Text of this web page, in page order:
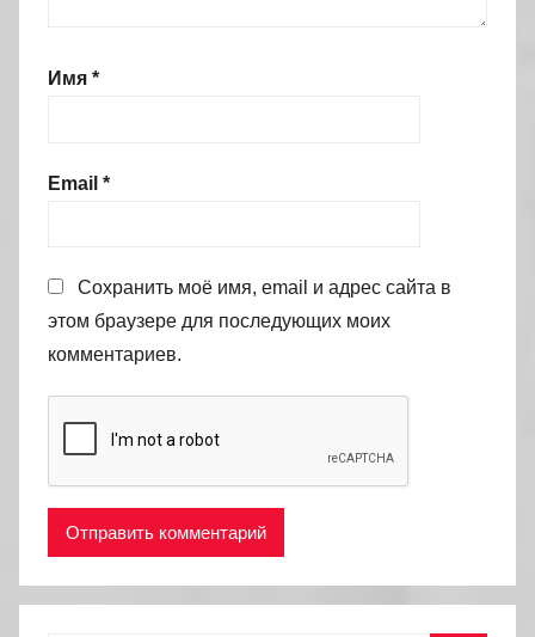
Имя *
Email *
Сохранить моё имя, email и адрес сайта в
этом браузере для последующих моих
комментариев.